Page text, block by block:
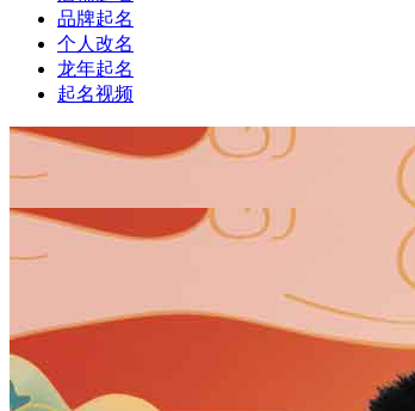
品牌起名
个人改名
龙年起名
起名视频
男